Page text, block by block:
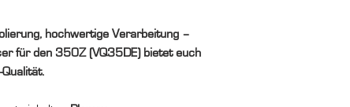
hochwertige Verarbeitung –
für den 350Z (VQ35DE) bietet euch